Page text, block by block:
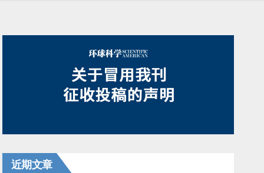
近期文章